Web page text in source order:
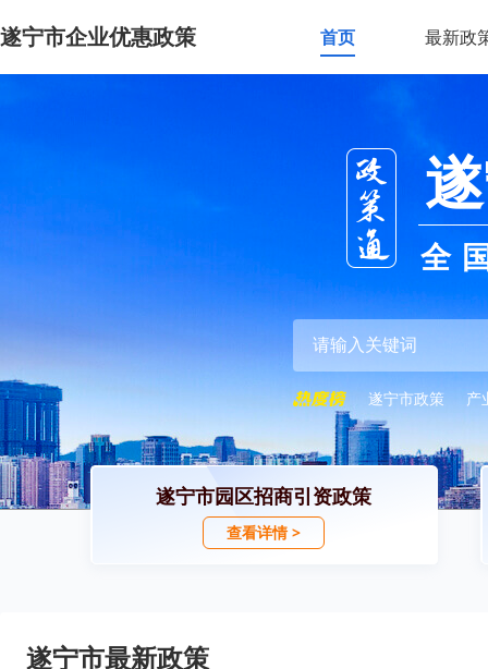
遂宁市企业优惠政策 首页 最新政
全
遂宁市政策 产
遂宁市园区招商引资政策
查看详情 >
遂宁市最新政策